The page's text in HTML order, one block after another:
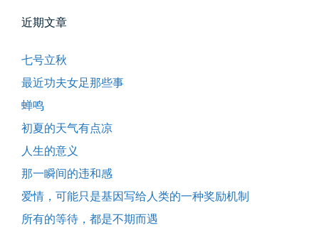
近期文章
七号立秋
最近功夫女足那些事
蝉鸣
初夏的天气有点凉
人生的意义
那一瞬间的违和感
爱情，可能只是基因写给人类的一种奖励机制
所有的等待，都是不期而遇
📅 04-10 17:19